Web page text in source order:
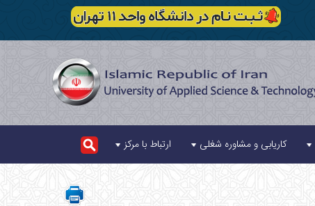
کاریابی و مشاوره شغلی ارتباط با مرکز